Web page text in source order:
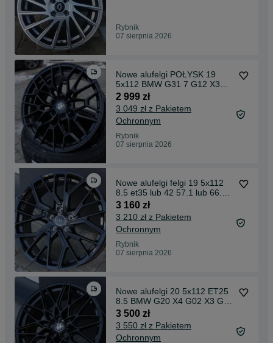
Rybnik
07 sierpnia 2026
Nowe alufelgi POŁYSK 19
5x112 BMW G31 7 G12 X3
G01 f45 46 g22 5 G30 X3 x4
g02 g20 g21 g60 x2 f39 g11
g12 g32 g70 8.5 + 9.5 et 30
et35
2 999 zł
3 049 zł z Pakietem
Ochronnym
Rybnik
07 sierpnia 2026
Nowe alufelgi felgi 19 5x112
8.5 et35 lub 42 57.1 lub 66.6
Skoda Mercedes cla glc glb
Cupra VW Audi A4 A5 Q3 Q5
Seat Kamiq karoq arteon
touran tiguan
3 160 zł
3 210 zł z Pakietem
Ochronnym
Rybnik
07 sierpnia 2026
Nowe alufelgi 20 5x112 ET25
8.5 BMW G20 X4 G02 X3 G05
G30 G01 G22 X5 320i 320d
335i 340i 318i 316i 318d G60
G21
3 500 zł
3 550 zł z Pakietem
Ochronnym